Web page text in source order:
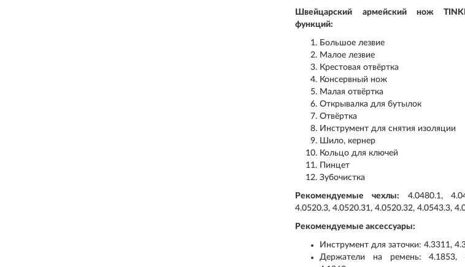
Швейцарский армейский нож
функций:
Большое лезвие
Малое лезвие
Крестовая отвёртка
Консервный нож
Малая отвёртка
Открывалка для бутылок
Отвёртка
Инструмент для снятия изоляции
Шило, кернер
Кольцо для ключей
Пинцет
Зубочистка
Рекомендуемые чехлы: 4.0480.1,
4.0520.3, 4.0520.31, 4.0520.32, 4.0543.3,
Рекомендуемые аксессуары:
Инструмент для заточки: 4.3311,
Держатели на ремень: 4.1853,